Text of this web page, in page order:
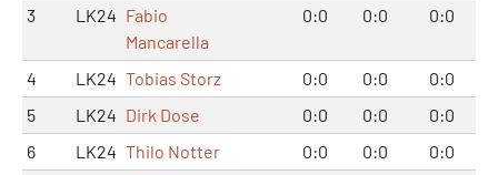
3 LK24 Fabio
Mancarella
0:0 0:0 0:0
4 LK24 Tobias Storz 0:0 0:0
0:0
5
LK24 Dirk Dose 0:0 0:0
0:0
6
LK24 Thilo Notter 0:0 0:0
0:0